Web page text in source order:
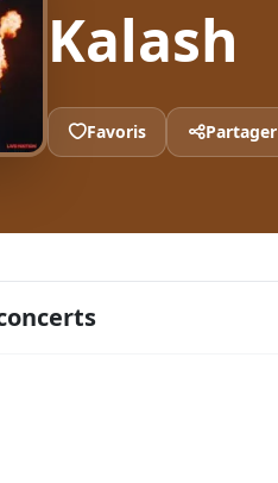
Kalash
Favoris Partager